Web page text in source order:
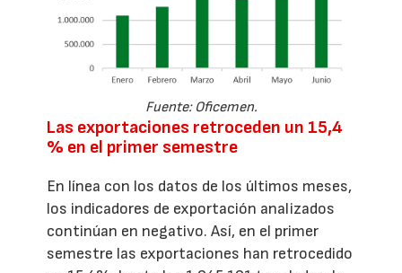
Fuente: Oficemen.
Las exportaciones retroceden un 15,4
% en el primer semestre
En línea con los datos de los últimos meses,
los indicadores de exportación analizados
continúan en negativo. Así, en el primer
semestre las exportaciones han retrocedido